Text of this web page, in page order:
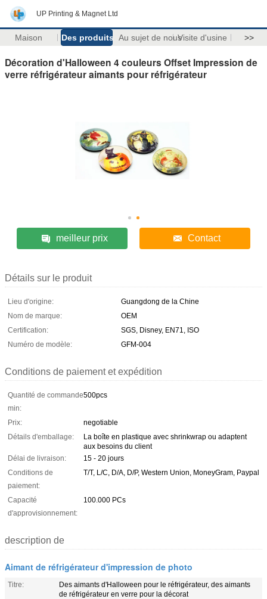
UP Printing & Magnet Ltd
Maison Des produits Au sujet de nousVisite d'usine >>
Décoration d'Halloween 4 couleurs Offset Impression de
verre réfrigérateur aimants pour réfrigérateur
meilleur prix Contact
Détails sur le produit
Lieu d'origine:
Guangdong de la Chine
Nom de marque:
OEM
Certification:
SGS, Disney, EN71, ISO
Numéro de modèle:
GFM-004
Conditions de paiement et expédition
Quantité de commande
min:
500pcs
Prix:
negotiable
Détails d'emballage:
La boîte en plastique avec shrinkwrap ou adaptent
aux besoins du client
Délai de livraison:
15 - 20 jours
Conditions de
paiement:
T/T, L/C, D/A, D/P, Western Union, MoneyGram, Paypal
Capacité
d'approvisionnement:
100.000 PCs
description de
Aimant de réfrigérateur d'impression de photo
Titre:
Des aimants d'Halloween pour le réfrigérateur, des aimants
de réfrigérateur en verre pour la décorat